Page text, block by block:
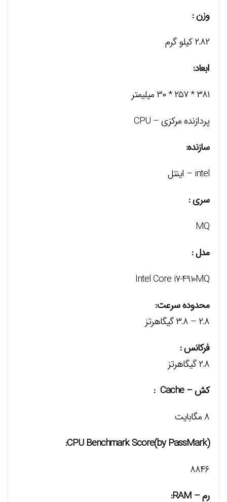
وزن :
۲.۸۲ کیلو گرم
ابعاد:
۳۸۱ * ۲۵۷ * ۳۰ میلیمتر
پردازنده مرکزی – CPU
سازنده:
intel – اینتل
سری :
MQ
مدل :
Intel Core i7-4910MQ
محدوده سرعت:
۲.۸ – ۳.۸ گیگاهرتز
فرکانس :
۲.۸ گیگاهرتز
کش – Cache :
۸ مگابایت
CPU Benchmark Score(by PassMark):
۸۸۴۶
رم – RAM: